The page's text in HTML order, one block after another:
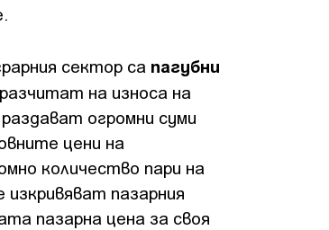
сектор са пагубни
на износа на
огромни суми
цени на
количество пари на
пазарния
пазарна цена за своя